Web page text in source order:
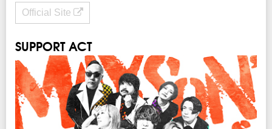
Official Site
SUPPORT ACT